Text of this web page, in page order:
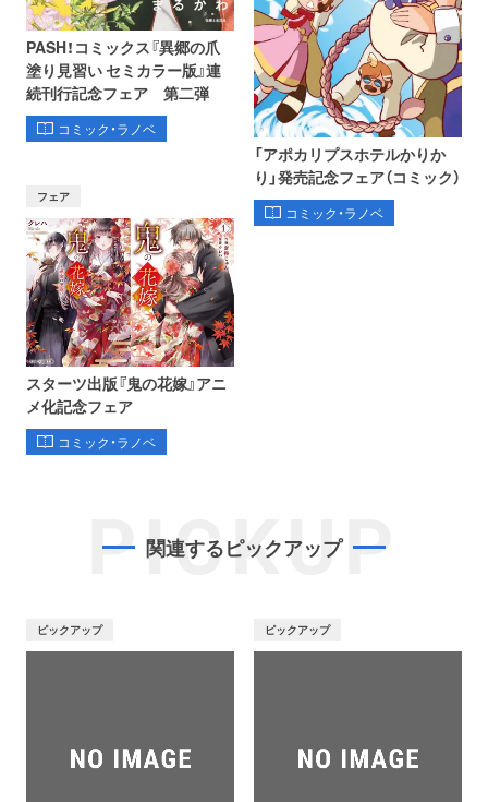
PASH！コミックス『異郷の爪
塗り見習い セミカラー版』連
続刊行記念フェア 第二弾
コミック・ラノベ
フェア
スターツ出版『鬼の花嫁』アニ
メ化記念フェア
コミック・ラノベ
「アポカリプスホテルかりか
り」発売記念フェア（コミック）
コミック・ラノベ
PICKUP
関連するピックアップ
ピックアップ ピックアップ